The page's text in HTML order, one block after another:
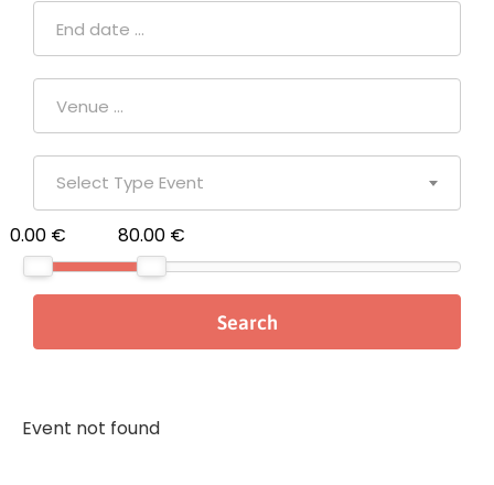
Select Type Event
0.00 € 80.00 €
Event not found